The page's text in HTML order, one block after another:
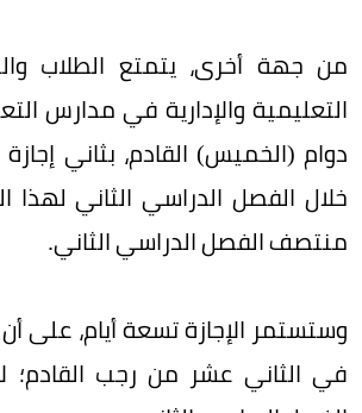
من جهة أخرى، يتمتع الطلاب
التعليمية والإدارية في مدارس
دوام (الخميس) القادم، بثاني
خلال الفصل الدراسي الثاني لهذا
منتصف الفصل الدراسي الثاني.
وستستمر الإجازة تسعة أيام، على
في الثاني عشر من رجب القادم؛